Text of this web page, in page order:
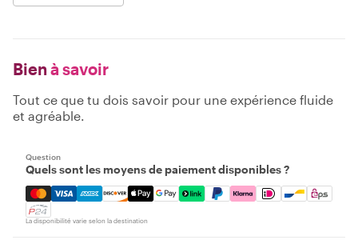
Bien à savoir
Tout ce que tu dois savoir pour une expérience fluide
et agréable.
Question
Quels sont les moyens de paiement disponibles ?
Mastercard, Visa, Amex, Discover, Apple Pay, Google
La disponibilité varie selon la destination